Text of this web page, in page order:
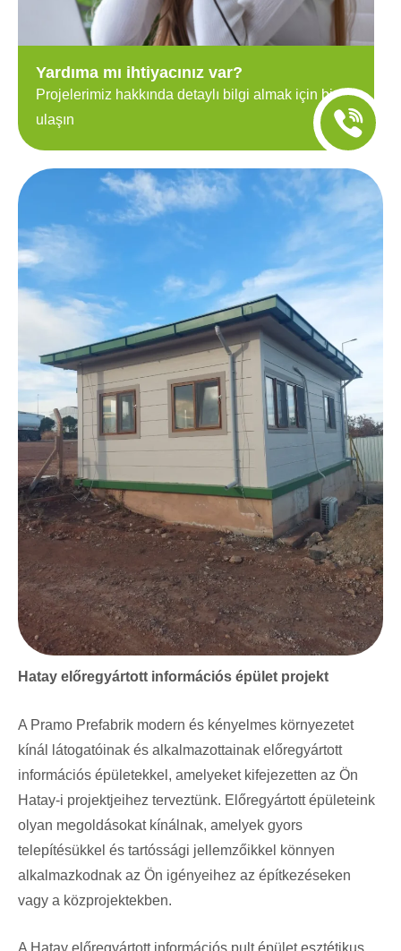
Yardıma mı ihtiyacınız var?
Projelerimiz hakkında detaylı bilgi almak için bize
ulaşın
Hatay előregyártott információs épület projekt
A Pramo Prefabrik modern és kényelmes környezetet
kínál látogatóinak és alkalmazottainak előregyártott
információs épületekkel, amelyeket kifejezetten az Ön
Hatay-i projektjeihez terveztünk. Előregyártott épületeink
olyan megoldásokat kínálnak, amelyek gyors
telepítésükkel és tartóssági jellemzőikkel könnyen
alkalmazkodnak az Ön igényeihez az építkezéseken
vagy a közprojektekben.